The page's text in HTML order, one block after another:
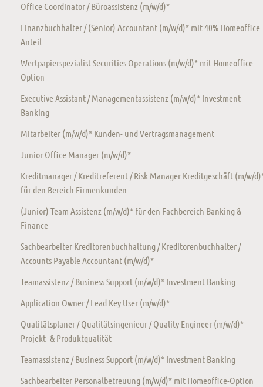
Office Coordinator / Büroassistenz (m/w/d)*
Finanzbuchhalter / (Senior) Accountant (m/w/d)* mit 40% Homeoffice
Anteil
Wertpapierspezialist Securities Operations (m/w/d)* mit Homeoffice-
Option
Executive Assistant / Managementassistenz (m/w/d)* Investment
Banking
Mitarbeiter (m/w/d)* Kunden- und Vertragsmanagement
Junior Office Manager (m/w/d)*
Kreditmanager / Kreditreferent / Risk Manager Kreditgeschäft (m/w/
für den Bereich Firmenkunden
(Junior) Team Assistenz (m/w/d)* für den Fachbereich Banking &
Finance
Sachbearbeiter Kreditorenbuchhaltung / Kreditorenbuchhalter /
Accounts Payable Accountant (m/w/d)*
Teamassistenz / Business Support (m/w/d)* Investment Banking
Application Owner / Lead Key User (m/w/d)*
Qualitätsplaner / Qualitätsingenieur / Quality Engineer (m/w/d)*
Projekt- & Produktqualität
Teamassistenz / Business Support (m/w/d)* Investment Banking
Sachbearbeiter Personalbetreuung (m/w/d)* mit Homeoffice-Option